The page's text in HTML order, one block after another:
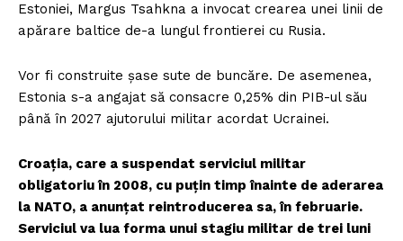
Estoniei, Margus Tsahkna a invocat crearea unei linii de
apărare baltice de-a lungul frontierei cu Rusia.
Vor fi construite șase sute de buncăre. De asemenea,
Estonia s-a angajat să consacre 0,25% din PIB-ul său
până în 2027 ajutorului militar acordat Ucrainei.
Croația, care a suspendat serviciul militar
obligatoriu în 2008, cu puțin timp înainte de aderarea
la NATO, a anunțat reintroducerea sa, în februarie.
Serviciul va lua forma unui stagiu militar de trei luni